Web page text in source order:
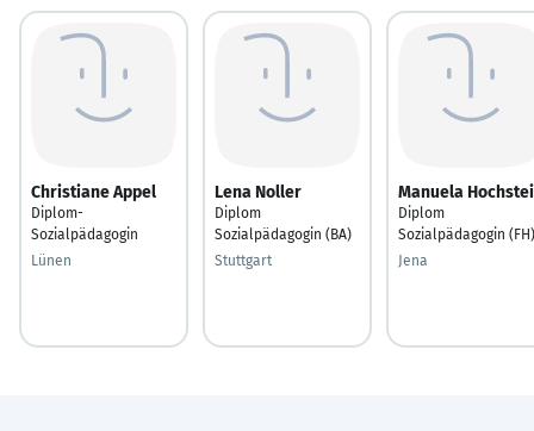
Christiane Appel
Diplom-
Sozialpädagogin
Lünen
Lena Noller
Diplom
Sozialpädagogin (BA)
Stuttgart
Manuela
Diplom
Sozialpädagogin (FH)
Jena